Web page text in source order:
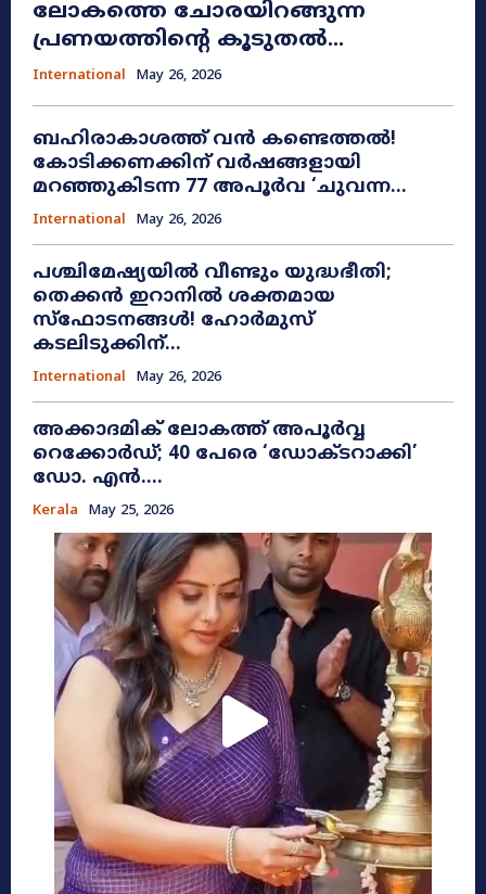
ലോകത്തെ ചോരയിറങ്ങുന്ന
പ്രണയത്തിന്റെ കൂടുതൽ...
International May 26, 2026
ബഹിരാകാശത്ത് വൻ കണ്ടെത്തൽ!
കോടിക്കണക്കിന് വർഷങ്ങളായി
മറഞ്ഞുകിടന്ന 77 അപൂർവ ‘ചുവന്ന...
International May 26, 2026
പശ്ചിമേഷ്യയിൽ വീണ്ടും യുദ്ധഭീതി;
തെക്കൻ ഇറാനിൽ ശക്തമായ
സ്ഫോടനങ്ങൾ! ഹോർമുസ്
കടലിടുക്കിന്...
International May 26, 2026
അക്കാദമിക് ലോകത്ത് അപൂർവ്വ
റെക്കോർഡ്; 40 പേരെ ‘ഡോക്ടറാക്കി’
ഡോ. എൻ....
Kerala May 25, 2026